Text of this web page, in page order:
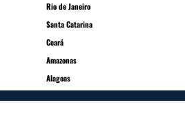
Rio de Janeiro
Santa Catarina
Ceará
Amazonas
Alagoas